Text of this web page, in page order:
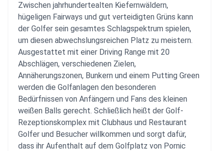
Zwischen jahrhundertealten Kiefernwäldern,
hügeligen Fairways und gut verteidigten Grüns kann
der Golfer sein gesamtes Schlagspektrum spielen,
um diesen abwechslungsreichen Platz zu meistern.
Ausgestattet mit einer Driving Range mit 20
Abschlägen, verschiedenen Zielen,
Annäherungszonen, Bunkern und einem Putting Green
werden die Golfanlagen den besonderen
Bedürfnissen von Anfängern und Fans des kleinen
weißen Balls gerecht. Schließlich heißt der Golf-
Rezeptionskomplex mit Clubhaus und Restaurant
Golfer und Besucher willkommen und sorgt dafür,
dass ihr Aufenthalt auf dem Golfplatz von Pornic